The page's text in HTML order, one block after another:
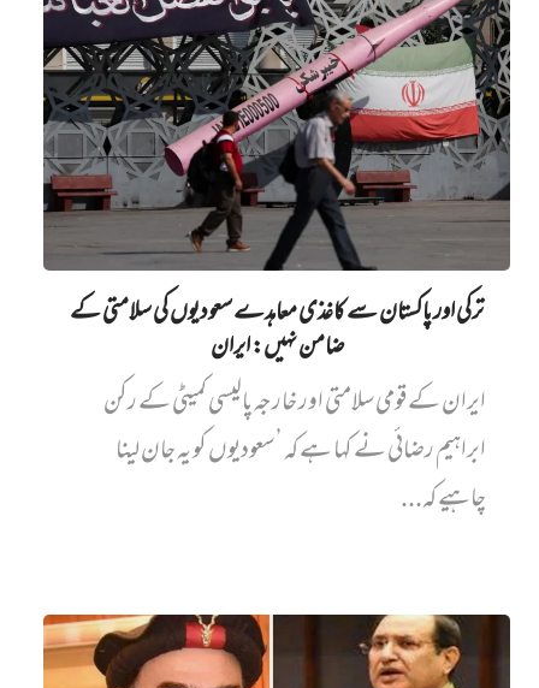
ترکی اور پاکستان سے کاغذی معاہدے سعودیوں کی سلامتی کے
ضامن نہیں‌: ایران
ایران کے قومی سلامتی اور خارجہ پالیسی کمیٹی کے رکن
ابراہیم رضائی نے کہا ہے کہ ’سعودیوں کو یہ جان لینا
چاہیے کہ...